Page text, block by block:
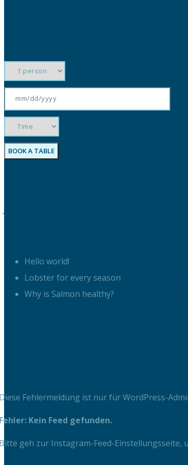
Hello world!
Lobster for every season
Why is Salmon healthy?
Fehlermeldung ist nur für WordPress-
Kein Feed gefunden.
geh zur Instagram-Feed-Einstellungsseite,